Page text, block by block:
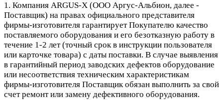
1. Компания ARGUS-X (ООО Аргус-Альбион, далее -
Поставщик) на правах официального представителя
фирмы-изготовителя гарантирует Покупателю качество
поставляемого оборудования и его безотказную работу в
течение 1-2 лет (точный срок в инструкции пользователя
или карточке товара) с даты поставки. В случае выявления
в гарантийный период заводских дефектов оборудование
или несоответствия техническим характеристикам
фирмы-изготовителя Поставщик обязан выполнить за свой
счет ремонт или замену дефективного оборудования.